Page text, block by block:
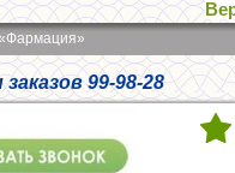
99-98-28